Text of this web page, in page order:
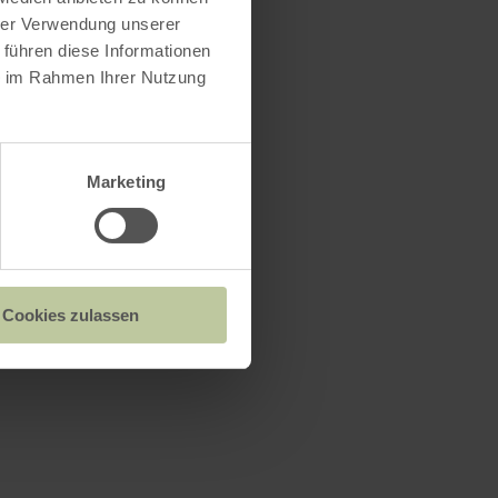
Verwendung unserer
diese Informationen
Rahmen Ihrer Nutzung
Marketing
Cookies zulassen